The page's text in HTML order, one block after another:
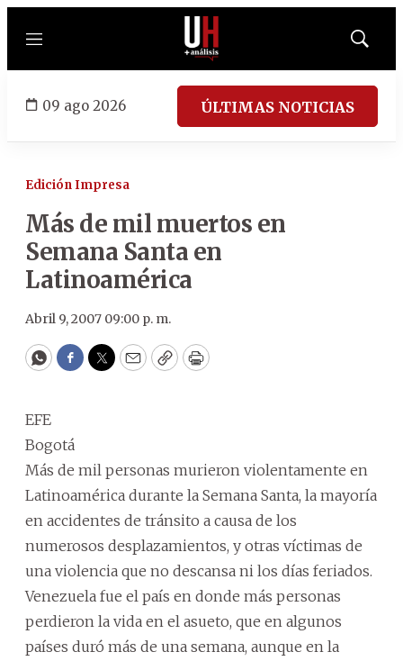
Menú
Mostrar
09 ago 2026 ÚLTIMAS NOTICIAS
Edición Impresa
Más de mil muertos en
Semana Santa en
Latinoamérica
Abril 9, 2007 09:00 p. m.
WhatsApp
Facebook
Twitter
EmailCopyPrint
EFE
Bogotá
Más de mil personas murieron violentamente en
Latinoamérica durante la Semana Santa, la mayoría
en accidentes de tránsito a causa de los
numerosos desplazamientos, y otras víctimas de
una violencia que no descansa ni los días feriados.
Venezuela fue el país en donde más personas
perdieron la vida en el asueto, que en algunos
países duró más de una semana, aunque en la